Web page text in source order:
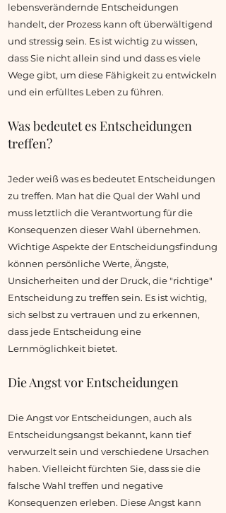
lebensverändernde Entscheidungen
handelt, der Prozess kann oft überwältigend
und stressig sein. Es ist wichtig zu wissen,
dass Sie nicht allein sind und dass es viele
Wege gibt, um diese Fähigkeit zu entwickeln
und ein erfülltes Leben zu führen.
Was bedeutet es Entscheidungen
treffen?
Jeder weiß was es bedeutet Entscheidungen
zu treffen. Man hat die Qual der Wahl und
muss letztlich die Verantwortung für die
Konsequenzen dieser Wahl übernehmen.
Wichtige Aspekte der Entscheidungsfindung
können persönliche Werte, Ängste,
Unsicherheiten und der Druck, die "richtige"
Entscheidung zu treffen sein. Es ist wichtig,
sich selbst zu vertrauen und zu erkennen,
dass jede Entscheidung eine
Lernmöglichkeit bietet.
Die Angst vor Entscheidungen
Die Angst vor Entscheidungen, auch als
Entscheidungsangst bekannt, kann tief
verwurzelt sein und verschiedene Ursachen
haben. Vielleicht fürchten Sie, dass sie die
falsche Wahl treffen und negative
Konsequenzen erleben. Diese Angst kann